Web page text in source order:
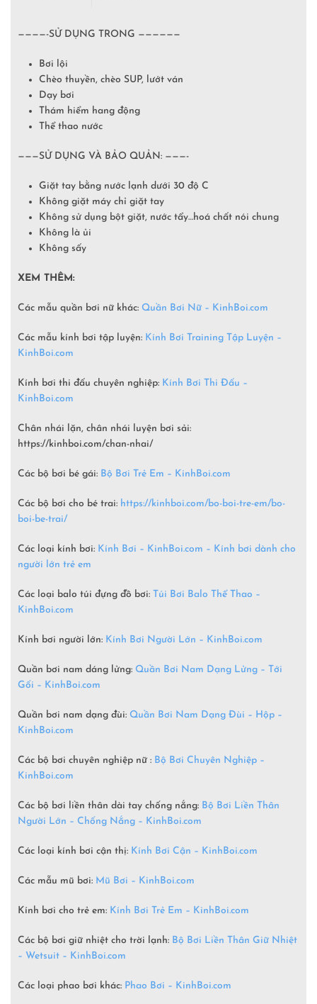
————-SỬ DỤNG TRONG ——————
Bơi lội
Chèo thuyền, chèo SUP, lướt ván
Dạy bơi
Thám hiểm hang động
Thể thao nước
———SỬ DỤNG VÀ BẢO QUẢN: ———-
Giặt tay bằng nước lạnh dưới 30 độ C
Không giặt máy chỉ giặt tay
Không sử dụng bột giặt, nước tẩy…hoá chất nói chung
Không là ủi
Không sấy
XEM THÊM:
Các mẫu quần bơi nữ khác: Quần Bơi Nữ – KinhBoi.com
Các mẫu kính bơi tập luyện: Kính Bơi Training Tập Luyện –
KinhBoi.com
Kính bơi thi đấu chuyên nghiệp: Kính Bơi Thi Đấu –
KinhBoi.com
Chân nhái lặn, chân nhái luyện bơi sải:
https://kinhboi.com/chan-nhai/
Các bộ bơi bé gái: Bộ Bơi Trẻ Em – KinhBoi.com
Các bộ bơi cho bé trai: https://kinhboi.com/bo-boi-tre-em/bo-
boi-be-trai/
Các loại kính bơi: Kính Bơi – KinhBoi.com – Kính bơi dành cho
người lớn trẻ em
Các loại balo túi đựng đồ bơi: Túi Bơi Balo Thể Thao –
KinhBoi.com
Kính bơi người lớn: Kính Bơi Người Lớn – KinhBoi.com
Quần bơi nam dáng lửng: Quần Bơi Nam Dạng Lửng – Tới
Gối – KinhBoi.com
Quần bơi nam dạng đùi: Quần Bơi Nam Dạng Đùi – Hộp –
KinhBoi.com
Các bộ bơi chuyên nghiệp nữ : Bộ Bơi Chuyên Nghiệp –
KinhBoi.com
Các bộ bơi liền thân dài tay chống nắng: Bộ Bơi Liền Thân
Người Lớn – Chống Nắng – KinhBoi.com
Các loại kính bơi cận thị: Kính Bơi Cận – KinhBoi.com
Các mẫu mũ bơi: Mũ Bơi – KinhBoi.com
Kính bơi cho trẻ em: Kính Bơi Trẻ Em – KinhBoi.com
Các bộ bơi giữ nhiệt cho trời lạnh: Bộ Bơi Liền Thân Giữ Nhiệt
– Wetsuit – KinhBoi.com
Các loại phao bơi khác: Phao Bơi – KinhBoi.com